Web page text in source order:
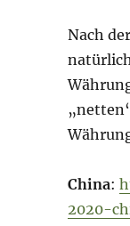
Nach
China:
2020-